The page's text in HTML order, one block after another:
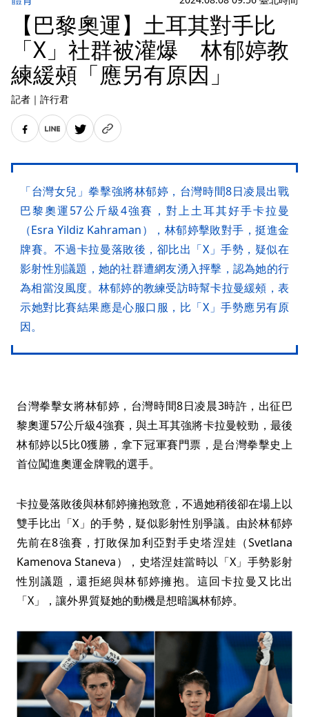
【巴黎奧運】土耳其對手比
「X」社群被灌爆 林郁婷教
練緩頰「應另有原因」
記者 ｜ 許行君
「台灣女兒」拳擊強將林郁婷，台灣時間8日凌晨出戰
巴黎奧運57公斤級4強賽，對上土耳其好手卡拉曼
（Esra Yildiz Kahraman），林郁婷擊敗對手，挺進金
牌賽。不過卡拉曼落敗後，卻比出「X」手勢，疑似在
影射性別議題，她的社群遭網友湧入抨擊，認為她的行
為相當沒風度。林郁婷的教練受訪時幫卡拉曼緩頰，表
示她對比賽結果應是心服口服，比「X」手勢應另有原
因。
台灣拳擊女將林郁婷，台灣時間8日凌晨3時許，出征巴
黎奧運57公斤級4強賽，與土耳其強將卡拉曼較勁，最後
林郁婷以5比0獲勝，拿下冠軍賽門票，是台灣拳擊史上
首位闖進奧運金牌戰的選手。
卡拉曼落敗後與林郁婷擁抱致意，不過她稍後卻在場上以
雙手比出「X」的手勢，疑似影射性別爭議。由於林郁婷
先前在8強賽，打敗保加利亞對手史塔涅娃（Svetlana
Kamenova Staneva），史塔涅娃當時以「X」手勢影射
性別議題，還拒絕與林郁婷擁抱。這回卡拉曼又比出
「X」，讓外界質疑她的動機是想暗諷林郁婷。